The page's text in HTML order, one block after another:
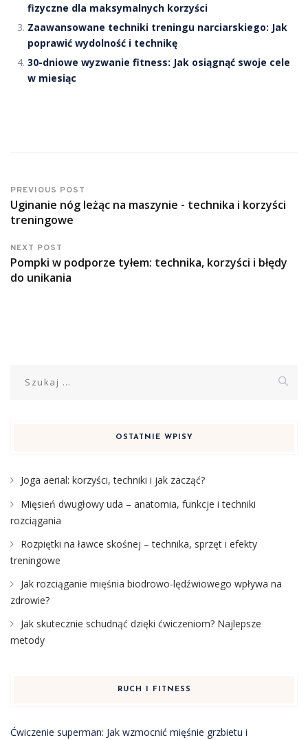
fizyczne dla maksymalnych korzyści
Zaawansowane techniki treningu narciarskiego: Jak
poprawić wydolność i technikę
30-dniowe wyzwanie fitness: Jak osiągnąć swoje cele
w miesiąc
PREVIOUS POST
Uginanie nóg leżąc na maszynie - technika i korzyści
treningowe
NEXT POST
Pompki w podporze tyłem: technika, korzyści i błędy
do unikania
OSTATNIE WPISY
Joga aerial: korzyści, techniki i jak zacząć?
Mięsień dwugłowy uda – anatomia, funkcje i techniki
rozciągania
Rozpiętki na ławce skośnej – technika, sprzęt i efekty
treningowe
Jak rozciąganie mięśnia biodrowo-lędźwiowego wpływa na
zdrowie?
Jak skutecznie schudnąć dzięki ćwiczeniom? Najlepsze
metody
RUCH I FITNESS
Ćwiczenie superman: Jak wzmocnić mięśnie grzbietu i